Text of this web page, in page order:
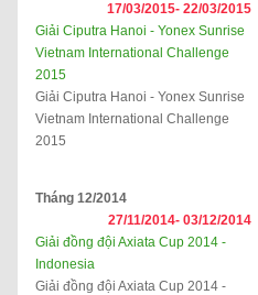
17/03/2015- 22/03/2015
Giải Ciputra Hanoi - Yonex Sunrise
Vietnam International Challenge
2015
Giải Ciputra Hanoi - Yonex Sunrise
Vietnam International Challenge
2015
Tháng 12/2014
27/11/2014- 03/12/2014
Giải đồng đội Axiata Cup 2014 -
Indonesia
Giải đồng đội Axiata Cup 2014 -